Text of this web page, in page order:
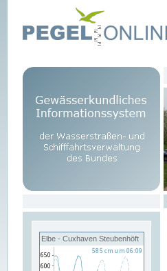
Elbe - Cuxhaven Steubenhöft